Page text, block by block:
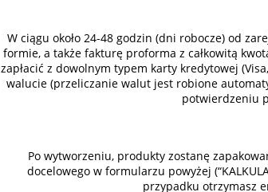
W ciągu około 24-48 godzin (dni robocze) od
formie, a także fakturę proforma z całkowitą
zapłacić z dowolnym typem karty kredytowej
walucie (przeliczanie walut jest robione
potwierdzeniu
Po wytworzeniu, produkty zostanę
docelowego w formularzu powyżej
przypadku otrzymasz